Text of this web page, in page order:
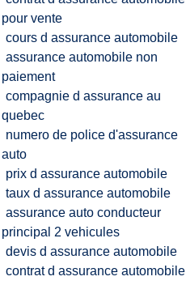
pour vente
cours d assurance automobile
assurance automobile non
paiement
compagnie d assurance au
quebec
numero de police d'assurance
auto
prix d assurance automobile
taux d assurance automobile
assurance auto conducteur
principal 2 vehicules
devis d assurance automobile
contrat d assurance automobile